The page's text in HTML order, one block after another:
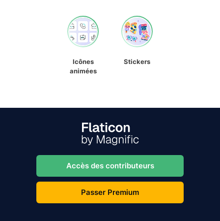
Icônes
animées
Stickers
Accès des contributeurs
Passer Premium